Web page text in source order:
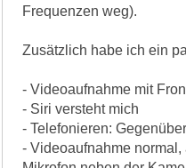
Frequenzen weg).
Zusätzlich habe ich ein
- Videoaufnahme mit
- Siri versteht mich
- Telefonieren:
- Videoaufnahme